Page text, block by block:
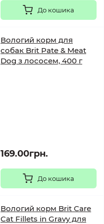
До кошика
Вологий корм для
собак Brit Pate & Meat
Dog з лососем, 400 г
169.00грн.
До кошика
Вологий корм Brit Care
Cat Fillets in Gravy для